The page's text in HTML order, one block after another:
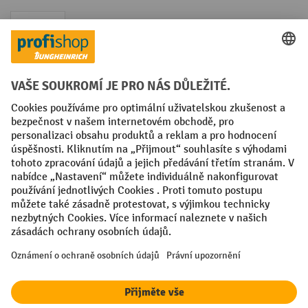
Faktura
Sociální sítě
Facebook
YouTubeLinkedIn
VODP Otisk
Prohlášení o ochraně osobních údajů
Nastavení ochrany osobních údajů
All prices excl. VAT plusshipping costsand possible delivery charges,
¹ Sleva platí do vyprodání zásob. Sleva se nevztahuje na akční ceny.